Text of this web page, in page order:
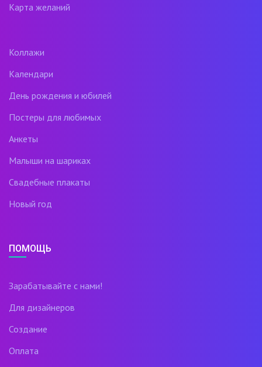
Карта желаний
Коллажи
Календари
День рождения и юбилей
Постеры для любимых
Анкеты
Малыши на шариках
Свадебные плакаты
Новый год
ПОМОЩЬ
Зарабатывайте с нами!
Для дизайнеров
Создание
Оплата